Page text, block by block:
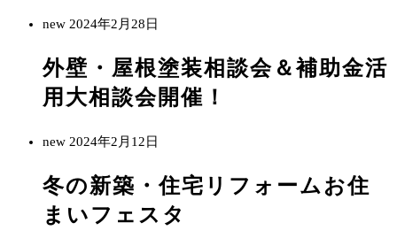
new 2024年2月28日
外壁・屋根塗装相談会＆補助金活
用大相談会開催！
new 2024年2月12日
冬の新築・住宅リフォームお住
まいフェスタ